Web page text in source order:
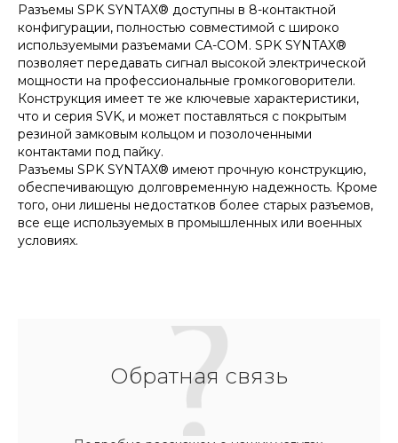
Разъемы SPK SYNTAX® доступны в 8-контактной
конфигурации, полностью совместимой с широко
используемыми разъемами CA-COM. SPK SYNTAX®
позволяет передавать сигнал высокой электрической
мощности на профессиональные громкоговорители.
Конструкция имеет те же ключевые характеристики,
что и серия SVK, и может поставляться с покрытым
резиной замковым кольцом и позолоченными
контактами под пайку.
Разъемы SPK SYNTAX® имеют прочную конструкцию,
обеспечивающую долговременную надежность. Кроме
того, они лишены недостатков более старых разъемов,
все еще используемых в промышленных или военных
условиях.
Обратная связь